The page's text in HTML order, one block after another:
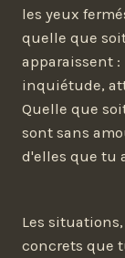
les yeux
quelle que
apparaissent :
inquiétude,
Quelle que
sont sans
d'elles que tu
Les
concrets que